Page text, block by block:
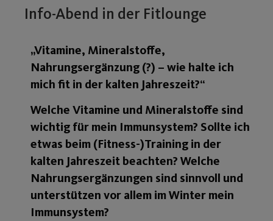
Info-Abend in der Fitlounge
„Vitamine, Mineralstoffe,
Nahrungsergänzung (?) – wie halte ich
mich fit in der kalten Jahreszeit?“
Welche Vitamine und Mineralstoffe sind
wichtig für mein Immunsystem? Sollte ich
etwas beim (Fitness-)Training in der
kalten Jahreszeit beachten? Welche
Nahrungsergänzungen sind sinnvoll und
unterstützen vor allem im Winter mein
Immunsystem?